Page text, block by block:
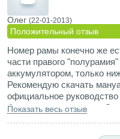
Маршрутка подрезала -
Маршруточник бампер
колесо высокое - я его
отшлифовал. У обоих ни
целине, трасса с крутыми
времени. Ест АИ 92 и
Не бегемот как например
Крепко сбитая машина.
ни за какие коврижки если
Надеюсь не подведет.
Олег (22-01-2013)
Положительный отзыв
Номер рамы конечно же
части правого
аккумулятором, только
Рекомендую скачать
официальное
богато представлено в
Показать весь отзыв